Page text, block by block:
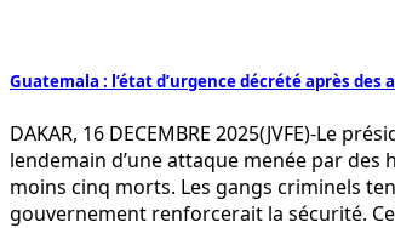
Guatemala : l’état d’urgence décrété après
DAKAR, 16 DECEMBRE 2025(JVFE)-Le
lendemain d’une attaque menée par
moins cinq morts. Les gangs criminels
gouvernement renforcerait la sécurité.